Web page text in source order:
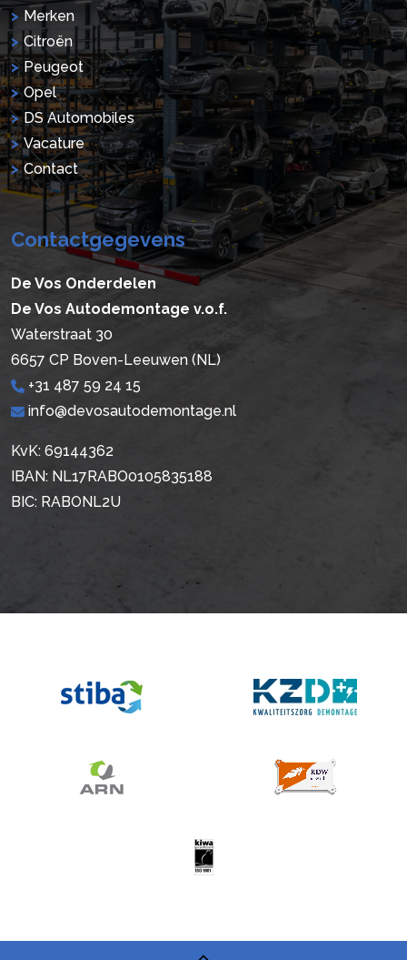
Merken
Citroën
Peugeot
Opel
DS Automobiles
Vacature
Contact
Contactgegevens
De Vos Onderdelen
De Vos Autodemontage v.o.f.
Waterstraat 30
6657 CP Boven-Leeuwen (NL)
+31 487 59 24 15
info@devosautodemontage.nl
KvK: 69144362
IBAN: NL17RABO0105835188
BIC: RABONL2U